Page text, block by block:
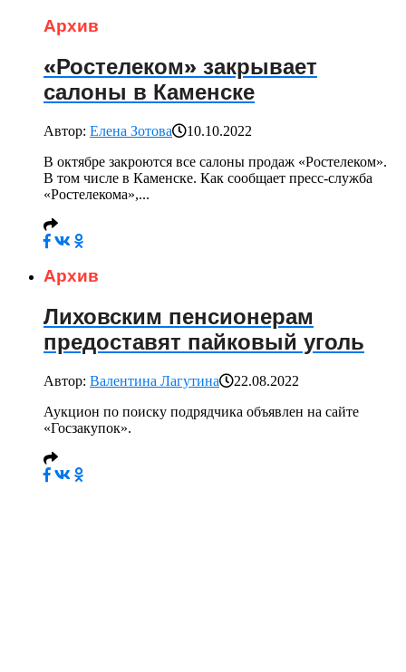
Архив
«Ростелеком» закрывает
салоны в Каменске
Автор: Елена Зотова
10.10.2022
В октябре закроются все салоны продаж «Ростелеком».
В том числе в Каменске. Как сообщает пресс-служба
«Ростелекома»,...
Архив
Лиховским пенсионерам
предоставят пайковый уголь
Автор: Валентина Лагутина
22.08.2022
Аукцион по поиску подрядчика объявлен на сайте
«Госзакупок».